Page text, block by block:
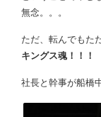
無念。。。
ただ、転んでもた
キングス魂！！！
社長と幹事が船橋